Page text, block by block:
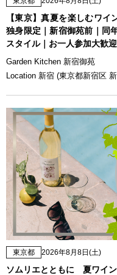
【東京】真夏を楽しむワイ
独身限定｜新宿御苑前｜同
スタイル｜お一人参加大歓
Garden Kitchen 新宿御苑
Location 新宿 (東京都新宿区
東京都 2026年8月8日(土)
ソムリエとともに 夏ワイ